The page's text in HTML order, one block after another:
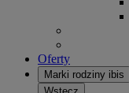
Oferty
Marki rodziny ibis